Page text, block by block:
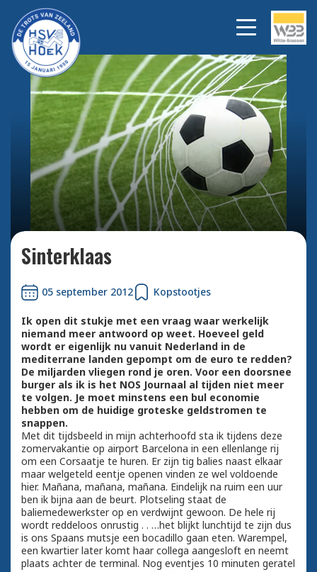
Bekijk alle foto's
Sinterklaas
05 september 2012 Kopstootjes
Ik open dit stukje met een vraag waar werkelijk
niemand meer antwoord op weet. Hoeveel geld
wordt er eigenlijk nu vanuit Nederland in de
mediterrane landen gepompt om de euro te redden?
De miljarden vliegen rond je oren. Voor een doorsnee
burger als ik is het NOS Journaal al tijden niet meer
te volgen. Je moet minstens een bul economie
hebben om de huidige groteske geldstromen te
snappen.
Met dit tijdsbeeld in mijn achterhoofd sta ik tijdens deze
zomervakantie op airport Barcelona in een ellenlange rij
om een Corsaatje te huren. Er zijn tig balies naast elkaar
maar welgeteld eentje openen vinden ze wel voldoende
hier. Mañana, mañana, mañana. Eindelijk na ruim een uur
ben ik bijna aan de beurt. Plotseling staat de
baliemedewerkster op en verdwijnt gewoon. De hele rij
wordt reddeloos onrustig . . …het blijkt lunchtijd te zijn dus
is ons Spaans mutsje een bocadillo gaan eten. Warempel,
een kwartier later komt haar collega aangesloft en neemt
plaats achter de terminal. Nog eventjes 10 minuten geratel